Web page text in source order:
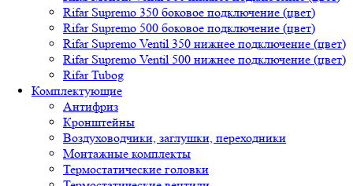
Rifar Supremo 350 боковое подключение (цвет)
Rifar Supremo 500 боковое подключение (цвет)
Rifar Supremo Ventil 350 нижнее подключение (цвет)
Rifar Supremo Ventil 500 нижнее подключение (цвет)
Rifar Tubog
Комплектующие
Антифриз
Кронштейны
Воздуховодчики, заглушки, переходники
Монтажные комплекты
Термостатические головки